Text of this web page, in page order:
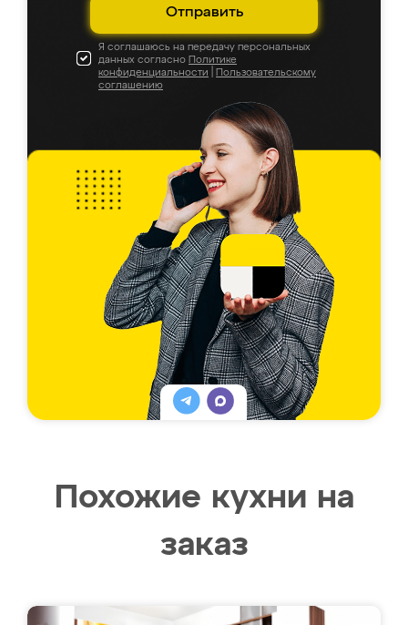
Отправить
Я соглашаюсь на передачу персональных
данных согласно Политике
конфиденциальности
Пользовательскому
соглашению
Похожие кухни на
заказ